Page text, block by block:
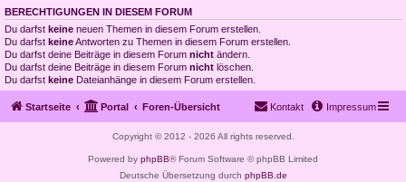
BERECHTIGUNGEN IN DIESEM FORUM
Du darfst keine neuen Themen in diesem Forum erstellen.
Du darfst keineAntworten zu Themen in diesem Forum erstellen.
Du darfst deine Beiträge in diesem Forum nicht ändern.
Du darfst deine Beiträge in diesem Forum nicht löschen.
Du darfst keine Dateianhänge in diesem Forum erstellen.
Startseite Portal Foren-Übersicht Impressum
Kontakt
Copyright © 2012 - 2026 All rights reserved.
Powered by phpBB® Forum Software © phpBB Limited
Deutsche Übersetzung durch phpBB.de